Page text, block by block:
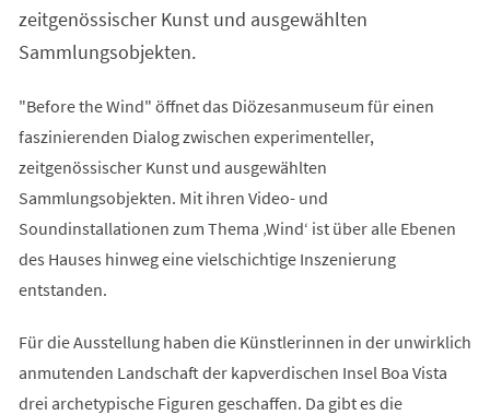
zeitgenössischer Kunst und ausgewählten
Sammlungsobjekten.
"Before the Wind" öffnet das Diözesanmuseum für einen
faszinierenden Dialog zwischen experimenteller,
zeitgenössischer Kunst und ausgewählten
Sammlungsobjekten. Mit ihren Video- und
Soundinstallationen zum Thema ‚Wind‘ ist über alle Ebenen
des Hauses hinweg eine vielschichtige Inszenierung
entstanden.
Für die Ausstellung haben die Künstlerinnen in der unwirklich
anmutenden Landschaft der kapverdischen Insel Boa Vista
drei archetypische Figuren geschaffen. Da gibt es die